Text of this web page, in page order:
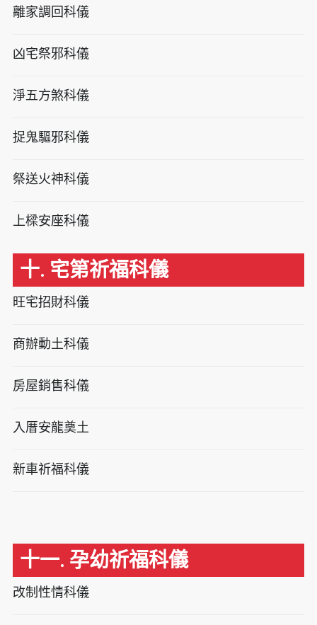
離家調回科儀
凶宅祭邪科儀
淨五方煞科儀
捉鬼驅邪科儀
祭送火神科儀
上樑安座科儀
十. 宅第祈福科儀
旺宅招財科儀
商辦動土科儀
房屋銷售科儀
入厝安龍奠土
新車祈福科儀
十一. 孕幼祈福科儀
改制性情科儀